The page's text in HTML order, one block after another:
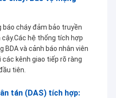
báo cháy đảm bảo truyền
hệ thống tích hợp
và cảnh báo nhân viên
kênh giao tiếp rõ ràng
tiên.
tán (DAS) tích hợp:
kiểm soát công
dây công nghiệp, truyền
người lái / tàu không
và liên kết dữ liệu không
điều khiển.